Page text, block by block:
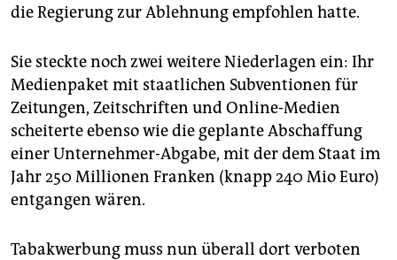
genossenschaft
die Regierung zur Ablehnung empfohlen hatte.
Sie steckte noch zwei weitere Niederlagen ein: Ihr
Medienpaket mit staatlichen Subventionen für
Zeitungen, Zeitschriften und Online-Medien
scheiterte ebenso wie die geplante Abschaffung
einer Unternehmer-Abgabe, mit der dem Staat im
Jahr 250 Millionen Franken (knapp 240 Mio Euro)
entgangen wären.
Tabakwerbung muss nun überall dort verboten